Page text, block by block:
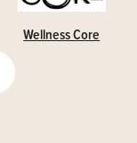
Wellness Core